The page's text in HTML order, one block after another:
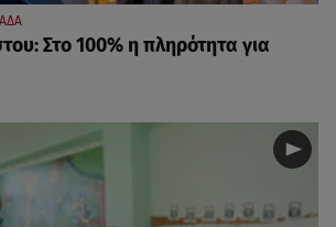
Στο 100% η πληρότητα για